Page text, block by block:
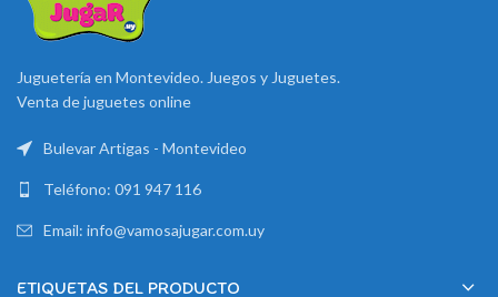
Juguetería en Montevideo. Juegos y Juguetes.
Venta de juguetes online
Bulevar Artigas - Montevideo
Teléfono: 091 947 116
Email: info@vamosajugar.com.uy
ETIQUETAS DEL PRODUCTO